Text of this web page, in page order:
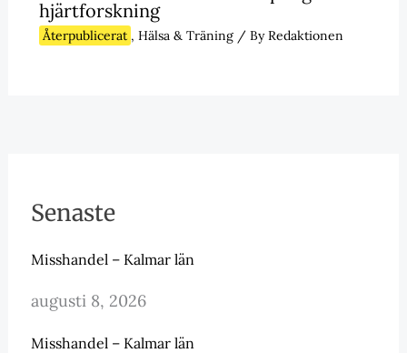
hjärtforskning
Återpublicerat , Hälsa & Träning/ ByRedaktionen
Senaste
Misshandel – Kalmar län
augusti 8, 2026
Misshandel – Kalmar län